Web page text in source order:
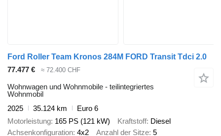
Ford Roller Team Kronos 284M FORD Transit Tdci 2.0
77.477 €
≈ 72.400 CHF
Wohnwagen und Wohnmobile - teilintegriertes
Wohnmobil
2025
35.124 km
Euro 6
Motorleistung 165 PS (121 kW) Kraftstoff Diesel
Achsenkonfiguration 4x2 Anzahl der Sitze 5